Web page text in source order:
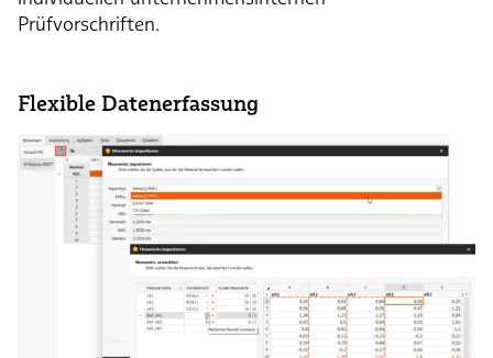
Prüfvorschriften.
Flexible Datenerfassung